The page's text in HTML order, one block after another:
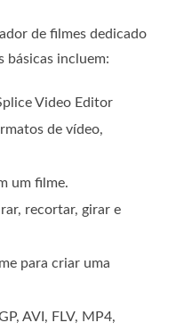
de filmes dedicado
básicas incluem:
Video Editor
de vídeo,
um filme.
recortar, girar e
para criar uma
AVI, FLV, MP4,